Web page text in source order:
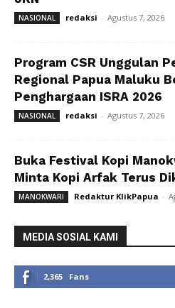
NASIONAL redaksi - Agustus 7, 2026
Program CSR Unggulan
Regional Papua Maluku
Penghargaan ISRA 2026
NASIONAL redaksi - Agustus 7, 2026
Buka Festival Kopi
Minta Kopi Arfak Terus
MANOKWARI Redaktur KlikPapua -
MEDIA SOSIAL KAMI
2,365 Fans